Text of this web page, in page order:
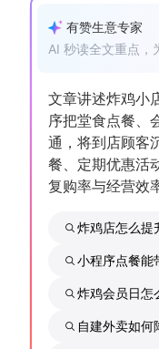
认证服务商
有赞生意专家
AI 秒读全文重点，
文章讲述炸鸡小
序把堂食点餐、
通，将到店顾客
餐、定期优惠活
复购率与经营效
炸鸡店怎么提
小程序点餐能
炸鸡会员日怎
自建外卖如何